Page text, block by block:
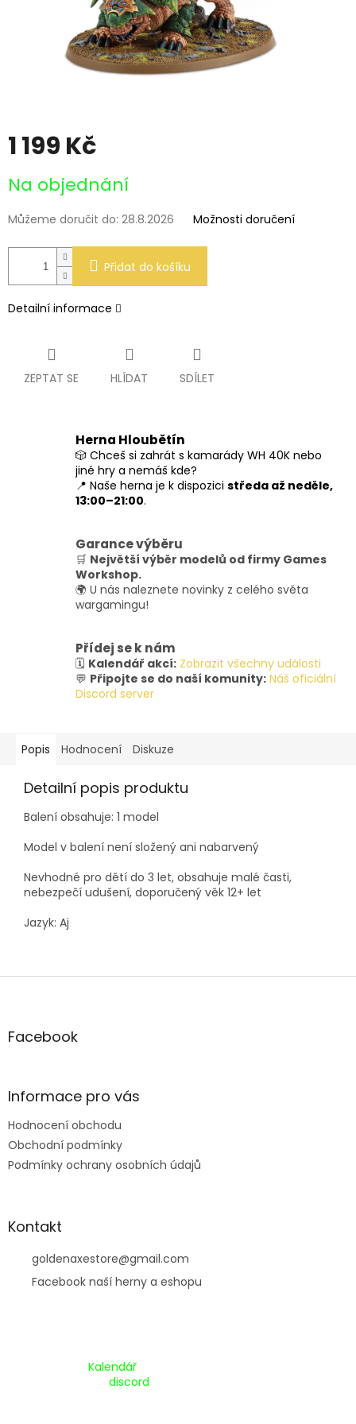
1 199 Kč
cena:
Na objednání
Můžeme doručit do: 28.8.2026 Možnosti doručení
Přidat do košíku
Detailní informace
ZEPTAT SE HLÍDAT SDÍLET
Herna Hloubětín
🎲 Chceš si zahrát s kamarády WH 40K nebo
jiné hry a nemáš kde?
📍 Naše herna je k dispozici středa až neděle,
13:00–21:00.
Garance výběru
🛒 Největší výběr modelů od firmy Games
Workshop.
🌍 U nás naleznete novinky z celého světa
wargamingu!
Přídej se k nám
🗓️ Kalendář akcí: Zobrazit všechny události
💬 Připojte se do naší komunity: Náš oficiální
Discord server
Popis Hodnocení Diskuze
Detailní popis produktu
Balení obsahuje: 1 model
Model v balení není složený ani nabarvený
Nevhodné pro dětí do 3 let, obsahuje malé časti,
nebezpečí udušení, doporučený věk 12+ let
Jazyk: Aj
Z
aFacebook
Informace pro vás
Hodnocení obchodu
Obchodní podmínky
Podmínky ochrany osobních údajů
Kontakt
goldenaxestore@gmail.com
Facebook naší herny a eshopu
Kalendář
discord